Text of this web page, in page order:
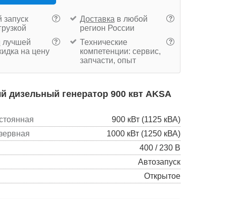
?
запуск
?
Доставка в любой
регион России
?
лучшей
на цену
?
Технические
компетенции: сервис,
запчасти, опыт
дизельный генератор 900 квт AKSA
900 кВт (1125 кВА)
1000 кВт (1250 кВА)
400 / 230 В
Автозапуск
Открытое